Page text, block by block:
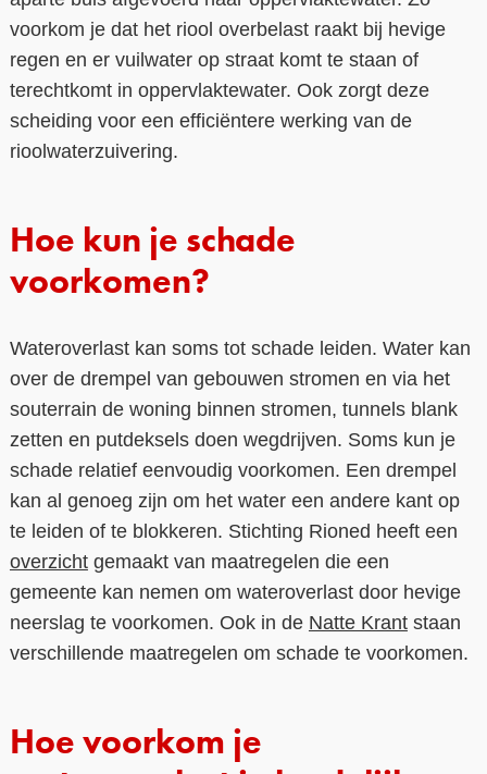
voorkom je dat het riool overbelast raakt bij hevige
regen en er vuilwater op straat komt te staan of
terechtkomt in oppervlaktewater. Ook zorgt deze
scheiding voor een efficiëntere werking van de
rioolwaterzuivering.
Hoe kun je schade
voorkomen?
Wateroverlast kan soms tot schade leiden. Water kan
over de drempel van gebouwen stromen en via het
souterrain de woning binnen stromen, tunnels blank
zetten en putdeksels doen wegdrijven. Soms kun je
schade relatief eenvoudig voorkomen. Een drempel
kan al genoeg zijn om het water een andere kant op
te leiden of te blokkeren. Stichting Rioned heeft een
overzichtgemaakt van maatregelen die een
gemeente kan nemen om wateroverlast door hevige
neerslag te voorkomen. Ook in de Natte Krantstaan
verschillende maatregelen om schade te voorkomen.
Hoe voorkom je